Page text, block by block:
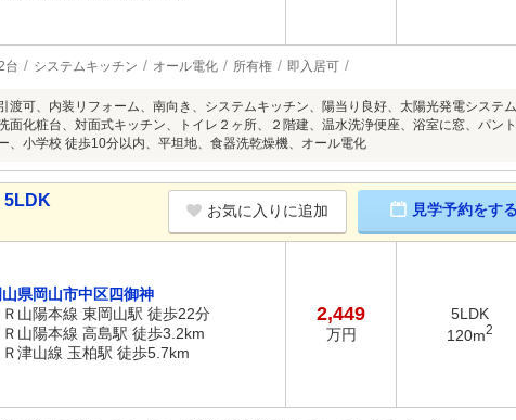
台 システムキッチン オール電化 所有権 即入居可
渡可、内装リフォーム、南向き、システムキッチン、陽当り良好、太陽光発電システ
面化粧台、対面式キッチン、トイレ２ヶ所、２階建、温水洗浄便座、浴室に窓、パン
、小学校 徒歩10分以内、平坦地、食器洗乾燥機、オール電化
5LDK
お気に入りに追加 見学予約をする
山県岡山市中区四御神
Ｒ山陽本線 東岡山駅 徒歩22分
Ｒ山陽本線 高島駅 徒歩3.2km
Ｒ津山線 玉柏駅 徒歩5.7km
2,449
万円
5LDK
120m2